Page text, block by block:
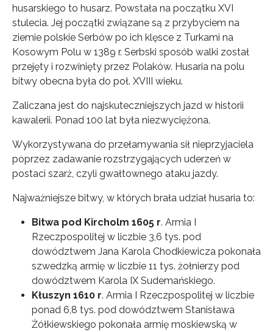
husarskiego to husarz. Powstała na początku XVI
stulecia. Jej początki związane są z przybyciem na
ziemie polskie Serbów po ich klęsce z Turkami na
Kosowym Polu w 1389 r. Serbski sposób walki został
przejęty i rozwinięty przez Polaków. Husaria na polu
bitwy obecna była do poł. XVIII wieku.
Zaliczana jest do najskuteczniejszych jazd w historii
kawalerii. Ponad 100 lat była niezwyciężona.
Wykorzystywana do przełamywania sił nieprzyjaciela
poprzez zadawanie rozstrzygających uderzeń w
postaci szarż, czyli gwałtownego ataku jazdy.
Najważniejsze bitwy, w których brała udział husaria to:
Bitwa pod Kircholm 1605 r. Armia I
Rzeczpospolitej w liczbie 3,6 tys. pod
dowództwem Jana Karola Chodkiewicza pokonała
szwedzką armię w liczbie 11 tys. żołnierzy pod
dowództwem Karola IX Sudemańskiego.
Kłuszyn 1610 r. Armia I Rzeczpospolitej w liczbie
ponad 6,8 tys. pod dowództwem Stanisława
Żółkiewskiego pokonała armię moskiewską w